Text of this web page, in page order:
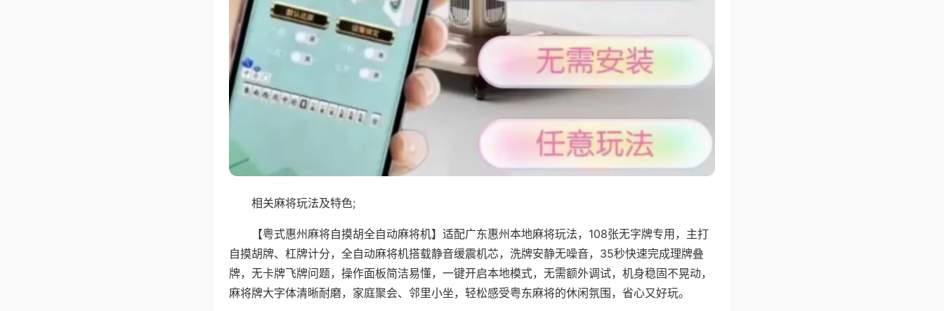
相关麻将玩法及特色;
【粤式惠州麻将自摸胡全自动麻将机】适配广东惠州本地麻将玩法，108张无字牌专用，主打
自摸胡牌、杠牌计分，全自动麻将机搭载静音缓震机芯，洗牌安静无噪音，35秒快速完成理牌叠
牌，无卡牌飞牌问题，操作面板简洁易懂，一键开启本地模式，无需额外调试，机身稳固不晃动，
麻将牌大字体清晰耐磨，家庭聚会、邻里小坐，轻松感受粤东麻将的休闲氛围，省心又好玩。